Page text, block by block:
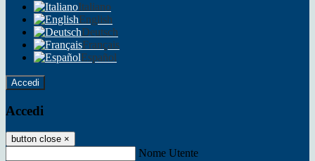
Italiano
English
Deutsch
Français
Español
Accedi
Accedi
button close ×
Nome Utente